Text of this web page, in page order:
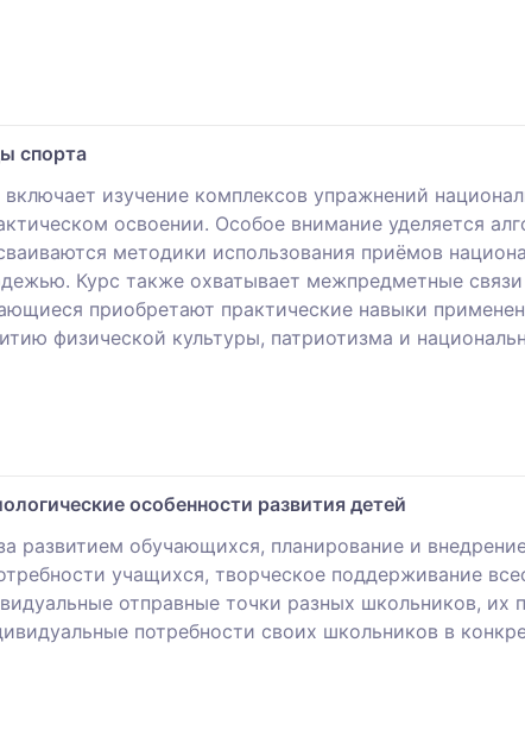
спорта
изучение комплексов упражнений
освоении. Особое внимание уделяется
методики использования приёмов
Курс также охватывает межпредметные
приобретают практические навыки
физической культуры, патриотизма и
особенности развития детей
развитием обучающихся, планирование и
учащихся, творческое поддерживание
отправные точки разных школьников,
потребности своих школьников в